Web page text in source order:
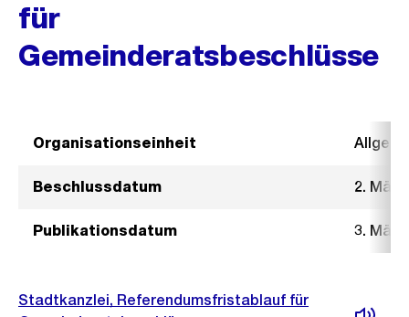
für
Gemeinderatsbeschlüsse
Organisationseinheit
Beschlussdatum 2. März
Publikationsdatum 3. März
Stadtkanzlei, Referendumsfristablauf für